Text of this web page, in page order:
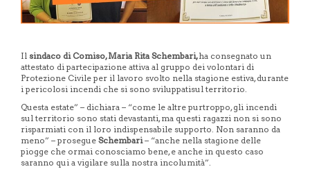
Il sindaco di Comiso,Maria Rita Schembari,ha consegnato un
attestato di partecipazione attiva al gruppo dei volontari di
Protezione Civile per il lavoro svolto nella stagione estiva, durante
i pericolosi incendi che si sono sviluppatisul territorio.
Questa estate” – dichiara – “come le altre purtroppo, gli incendi
sul territorio sono stati devastanti, ma questi ragazzi non si sono
risparmiati con il loro indispensabile supporto. Non saranno da
meno” – prosegue Schembari– “anche nella stagione delle
piogge che ormai conosciamo bene, e anche in questo caso
saranno qui a vigilare sulla nostra incolumità”.